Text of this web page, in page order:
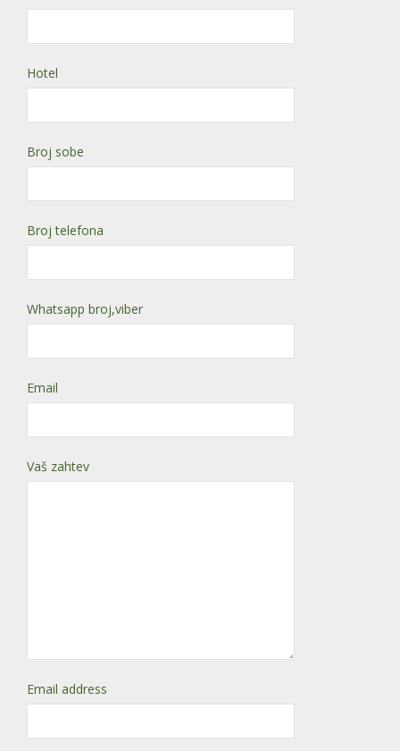
Hotel
Broj sobe
Broj telefona
Whatsapp broj,viber
Email
Vaš zahtev
Email address